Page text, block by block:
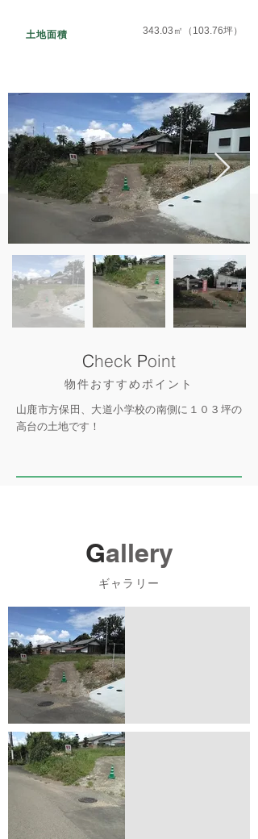
土地面積 343.03㎡（103.76坪）
Check Point
物件おすすめポイント
山鹿市方保田、大道小学校の南側に１０３坪の
高台の土地です！
Gallery
ギャラリー